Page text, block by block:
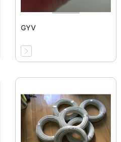
GYV